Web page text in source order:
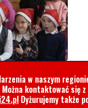
w naszym
kontaktować się
Dyżurujemy także